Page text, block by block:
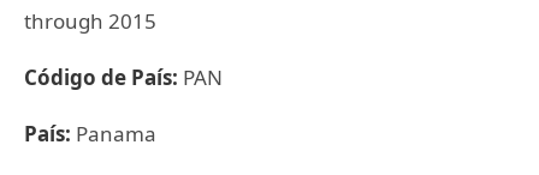
through 2015
Código de País: PAN
País: Panama